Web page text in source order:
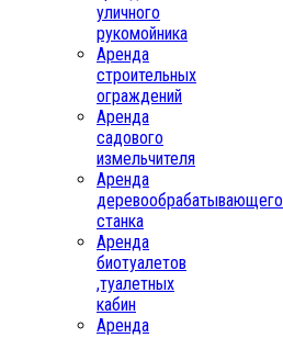
уличного
рукомойника
Аренда
строительных
ограждений
Аренда
садового
измельчителя
Аренда
деревообрабатывающего
станка
Аренда
биотуалетов
,туалетных
кабин
Аренда